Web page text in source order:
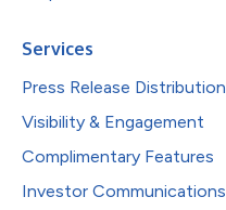
Services
Press Release Distribution
Visibility & Engagement
Complimentary Features
Investor Communications